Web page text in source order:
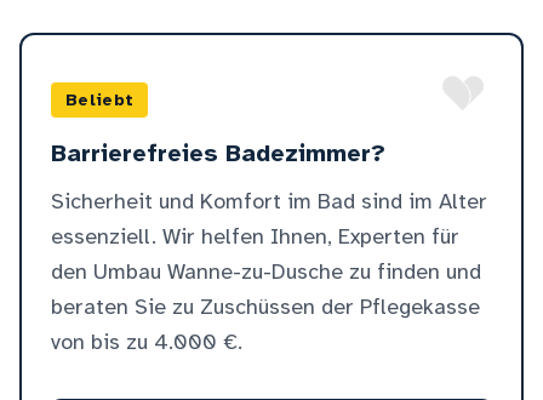
Beliebt
Barrierefreies Badezimmer?
Sicherheit und Komfort im Bad sind im Alter
essenziell. Wir helfen Ihnen, Experten für
den Umbau Wanne-zu-Dusche zu finden und
beraten Sie zu Zuschüssen der Pflegekasse
von bis zu 4.000 €.